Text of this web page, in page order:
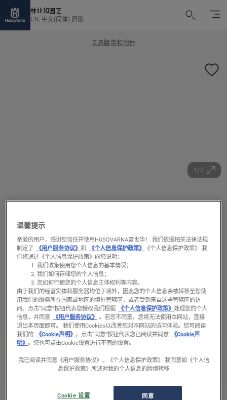
林业和园艺
CN, 中文(简体) 旧版
工具腰带和附件
1/2
多用储物皮套（皮质）
产品型号
适用型号
Variant
皮质
温馨提示
亲爱的用户，感谢您信任并使用HUSQVARNA富世华！ 我们依据相关法律法规
制定了
《用户服务协议》和 《个人信息保护政策》
《个人信息保护政策》 我
们将通过《个人信息保护政策》向您说明：
我们收集使用您个人信息的基本情况；
我们如何存储您的个人信息；
您如何行使您的个人信息主体权利等内容。
由于我们的经营实体和服务器均位于境外，因此您的个人信息会被转移至您使
用我们的服务所在国家或地区的境外管辖区，或者受到来自这些管辖区的访
问。
点击“同意”按钮代表您授权我们根据 《个人信息保护政策》 处理您的个人
信息，并同意
《用户服务协议》 。若您不同意，您将无法使用本网站，直接
退出本页面即可。 我们使用Cookies以改善您对本网站的访问体验。您可阅读
我们的
《Cookie声明》。点击“同意”按钮代表您已阅读并同意
《Cookie声
明》。您也可点击Cookie设置进行不同的设置。
我已阅读并同意《用户服务协议》、《个人信息保护政策》 我同意如《个人信
息保护政策》所述对我的个人信息的跨境转移
同意
Cookie 设置